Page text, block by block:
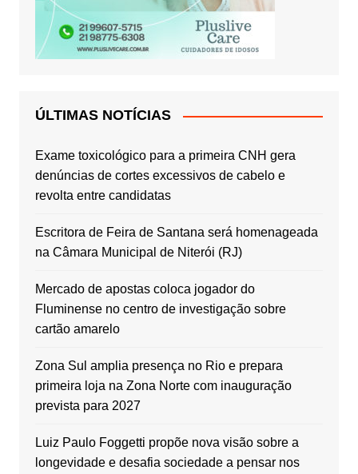
ÚLTIMAS NOTÍCIAS
Exame toxicológico para a primeira CNH gera
denúncias de cortes excessivos de cabelo e
revolta entre candidatas
Escritora de Feira de Santana será homenageada
na Câmara Municipal de Niterói (RJ)
Mercado de apostas coloca jogador do
Fluminense no centro de investigação sobre
cartão amarelo
Zona Sul amplia presença no Rio e prepara
primeira loja na Zona Norte com inauguração
prevista para 2027
Luiz Paulo Foggetti propõe nova visão sobre a
longevidade e desafia sociedade a pensar nos